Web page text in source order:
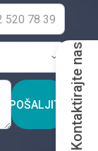
POŠALJITE Kontaktirajte nas